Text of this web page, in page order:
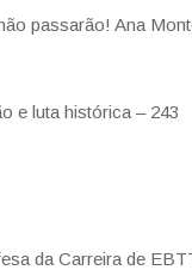
passarão! Ana
e luta histórica – 243
da Carreira de